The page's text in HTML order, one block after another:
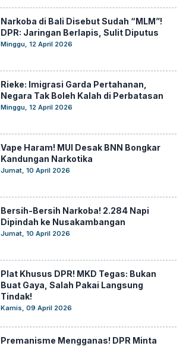
Narkoba di Bali Disebut Sudah “MLM”!
DPR: Jaringan Berlapis, Sulit Diputus
Minggu, 12 April 2026
Rieke: Imigrasi Garda Pertahanan,
Negara Tak Boleh Kalah di Perbatasan
Minggu, 12 April 2026
Vape Haram! MUI Desak BNN Bongkar
Kandungan Narkotika
Jumat, 10 April 2026
Bersih-Bersih Narkoba! 2.284 Napi
Dipindah ke Nusakambangan
Jumat, 10 April 2026
Plat Khusus DPR! MKD Tegas: Bukan
Buat Gaya, Salah Pakai Langsung
Tindak!
Kamis, 09 April 2026
Premanisme Mengganas! DPR Minta